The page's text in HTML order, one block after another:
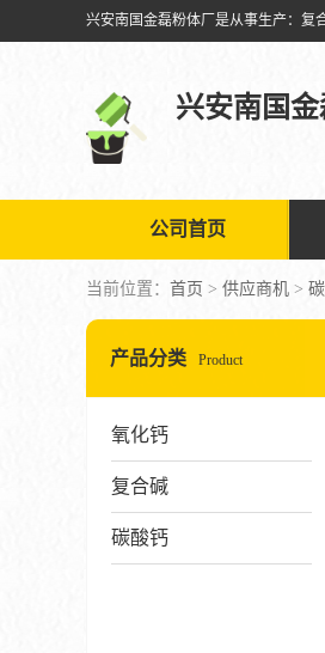
兴安南国
公司首页
当前位置： 首页 > 供应商机 >
产品分类 Product
氧化钙
复合碱
碳酸钙